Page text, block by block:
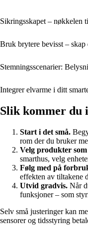
Sikringsskapet – nøkkelen
Bruk brytere bevisst –
Stemningsscenarier:
Integrer elvarme i ditt
Slik kommer du
Start i det små.
rom der du bruker
Velg produkter som
smarthus, velg
Følg med på
effekten av tiltakene
Utvid gradvis. Når
funksjoner – som
Selv små justeringer kan
sensorer og tidsstyring